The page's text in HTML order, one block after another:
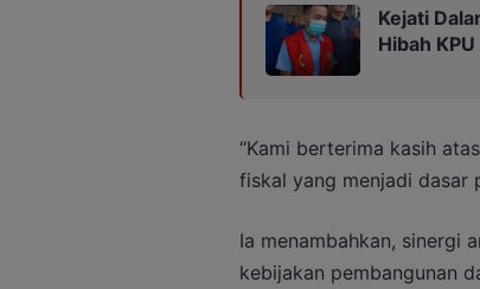
Kejati
Hibah
“Kami berterima kasih
fiskal yang menjadi dasar
Ia menambahkan, sinergi
kebijakan pembangunan